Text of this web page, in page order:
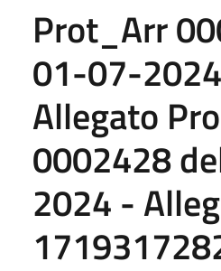
Prot_Arr
01-07-
Allegato
0002428
2024 -